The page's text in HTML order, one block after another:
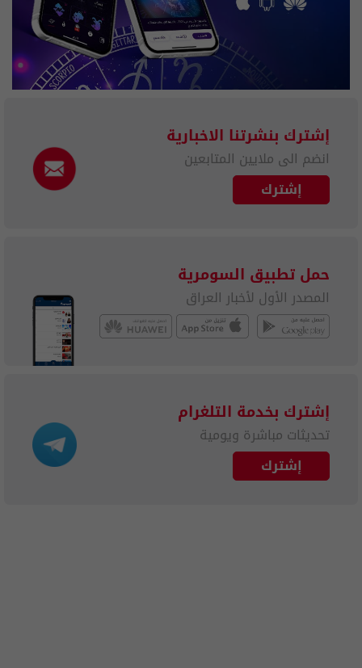
إشترك بنشرتنا الاخبارية
انضم الى ملايين المتابعين
إشترك
حمل تطبيق السومرية
المصدر الأول لأخبار العراق
إشترك بخدمة التلغرام
تحديثات مباشرة ويومية
إشترك